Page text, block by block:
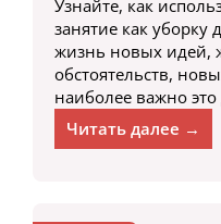
Узнайте, как
занятие как
жизнь новых идей,
обстоятельств,
наиболее важно
Читать далее →